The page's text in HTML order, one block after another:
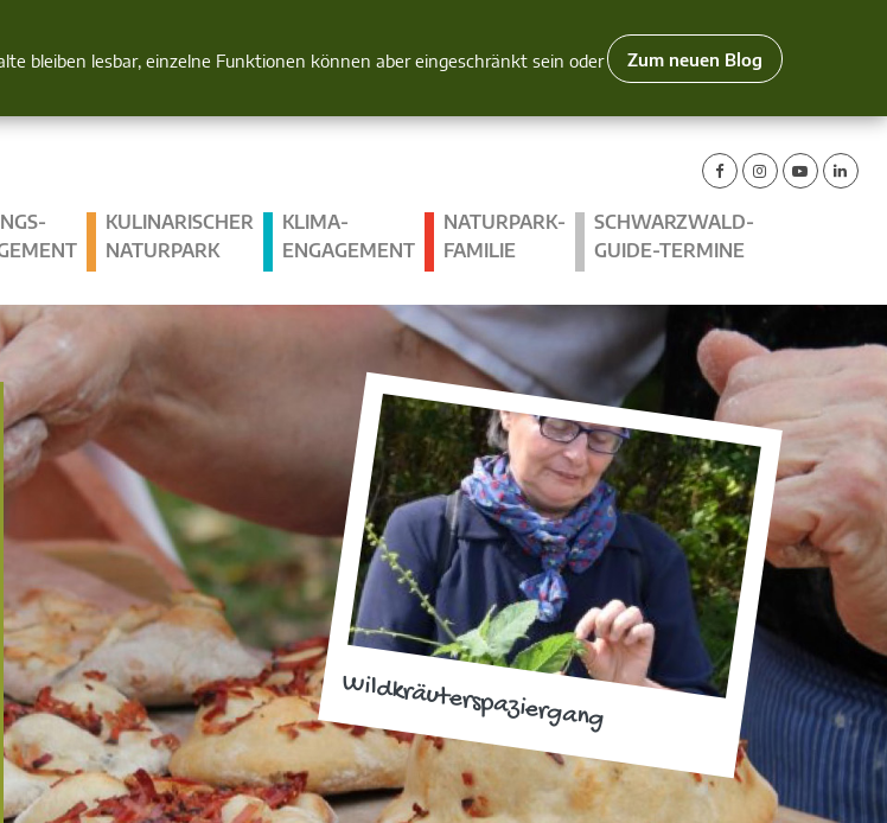
bleiben lesbar, einzelne Funktionen können aber eingeschränkt sein oder
Zum neuen Blog
KULINARISCHER
NATURPARK
KLIMA­
ENGAGEMENT
NATURPARK-
FAMILIE
SCHWARZWALD-
GUIDE-TERMINE
Wildkräuterspaziergang